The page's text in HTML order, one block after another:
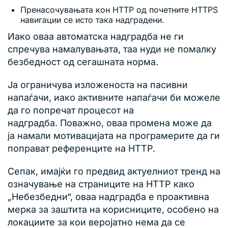
Пренасочувањата кон HTTP од почетните HTTPS
навигации се исто така надградени.
Иако оваа автоматска надградба не ги
спречува намалувањата, таа нуди не помалку
безбедност од сегашната норма.
Ја ограничува изложеноста на пасивни
напаѓачи, иако активните напаѓачи би можеле
да го попречат процесот на
надградба. Поважно, оваа промена може да
ја намали мотивацијата на програмерите да ги
поправат референците на HTTP.
Сепак, имајќи го предвид актуелниот тренд на
означување на страниците на HTTP како
„Небезбедни“, оваа надградба е проактивна
мерка за заштита на корисниците, особено на
локациите за кои веројатно нема да се